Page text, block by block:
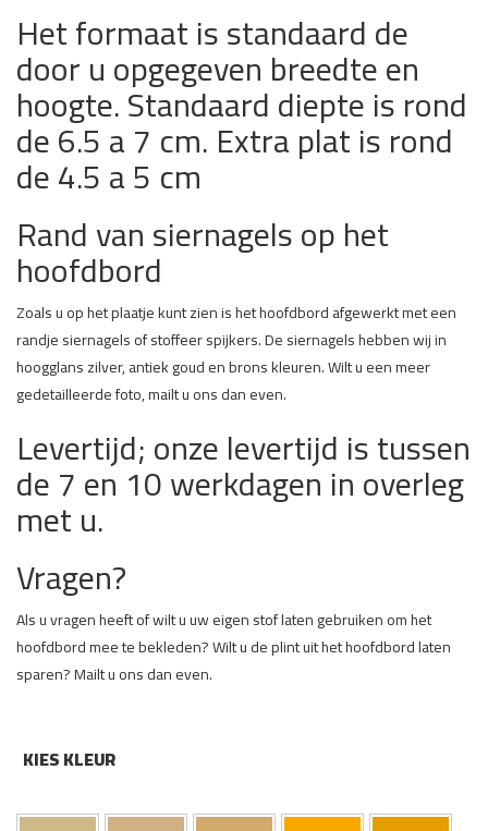
Het formaat is standaard de
door u opgegeven breedte en
hoogte. Standaard diepte is rond
de 6.5 a 7 cm. Extra plat is rond
de 4.5 a 5 cm
Rand van siernagels op het
hoofdbord
Zoals u op het plaatje kunt zien is het hoofdbord afgewerkt met een
randje siernagels of stoffeer spijkers. De siernagels hebben wij in
hoogglans zilver, antiek goud en brons kleuren. Wilt u een meer
gedetailleerde foto, mailt u ons dan even.
Levertijd; onze levertijd is tussen
de 7 en 10 werkdagen in overleg
met u.
Vragen?
Als u vragen heeft of wilt u uw eigen stof laten gebruiken om het
hoofdbord mee te bekleden? Wilt u de plint uit het hoofdbord laten
sparen? Mailt u ons dan even.
KIES KLEUR